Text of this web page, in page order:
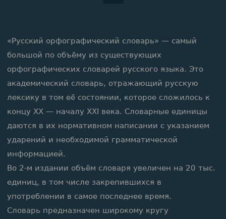
«Русский орфографический словарь» — самый
большой по объёму из существующих
орфографических словарей русского языка. Это
академический словарь, отражающий русскую
лексику в том её состоянии, которое сложилось к
концу XX — началу XXI века. Словарные единицы
даются в их нормативном написании с указанием
ударений и необходимой грамматической
информацией.
Во 2-м издании объём словаря увеличен на 20 тыс.
единиц, в том числе закрепившихся в
употреблении в самое последнее время.
Словарь предназначен широкому кругу